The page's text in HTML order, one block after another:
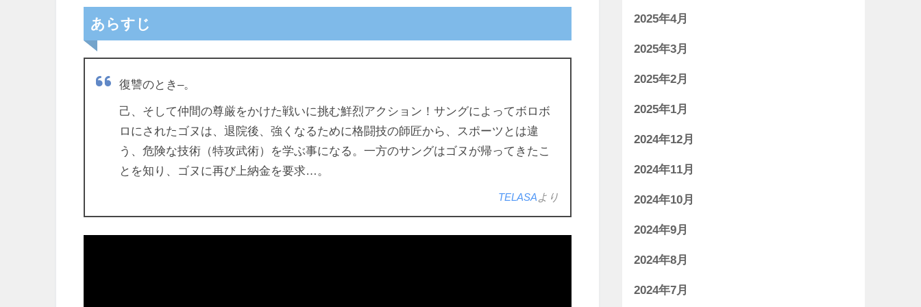
あらすじ
復讐のとき–。
己、そして仲間の尊厳をかけた戦いに挑む鮮烈アクション！サングによってボロボ
ロにされたゴヌは、退院後、強くなるために格闘技の師匠から、スポーツとは違
う、危険な技術（特攻武術）を学ぶ事になる。一方のサングはゴヌが帰ってきたこ
とを知り、ゴヌに再び上納金を要求…。
TELASAより
2025年4月
2025年3月
2025年2月
2025年1月
2024年12月
2024年11月
2024年10月
2024年9月
2024年8月
2024年7月